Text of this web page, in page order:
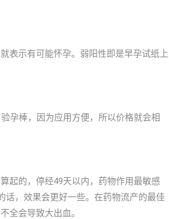
表示有可能怀孕。弱阳性即是早孕试纸上
孕棒，因为应用方便，所以价格就会相
起的，停经49天以内，药物作用最敏感
话，效果会更好一些。在药物流产的最佳
全会导致大出血。